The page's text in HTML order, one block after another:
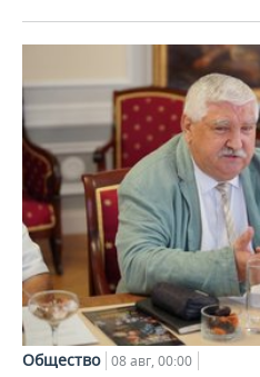
Общество 08 авг, 00:00